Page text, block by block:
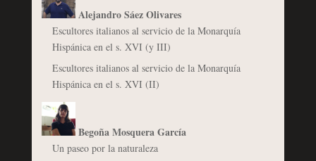
Alejandro Sáez Olivares
Escultores italianos al servicio de la Monarquía
Hispánica en el s. XVI (y III)
Escultores italianos al servicio de la Monarquía
Hispánica en el s. XVI (II)
Begoña Mosquera García
Un paseo por la naturaleza